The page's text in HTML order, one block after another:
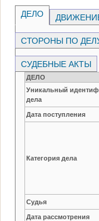
ДЕЛО
СТОРОНЫ ПО
СУДЕБНЫЕ АКТЫ
ДЕЛО
Уникальный
дела
Дата поступления
Категория дела
Судья
Дата рассмотрения